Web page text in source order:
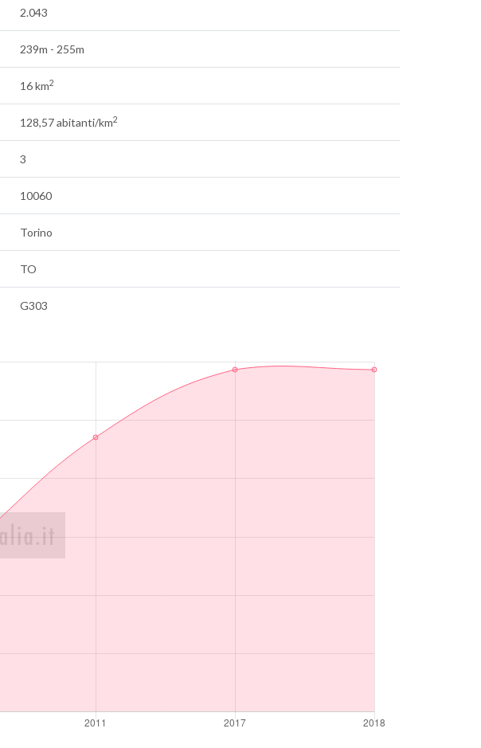
2.043
239m - 255m
16 km2
128,57 abitanti/km2
3
10060
Torino
TO
G303